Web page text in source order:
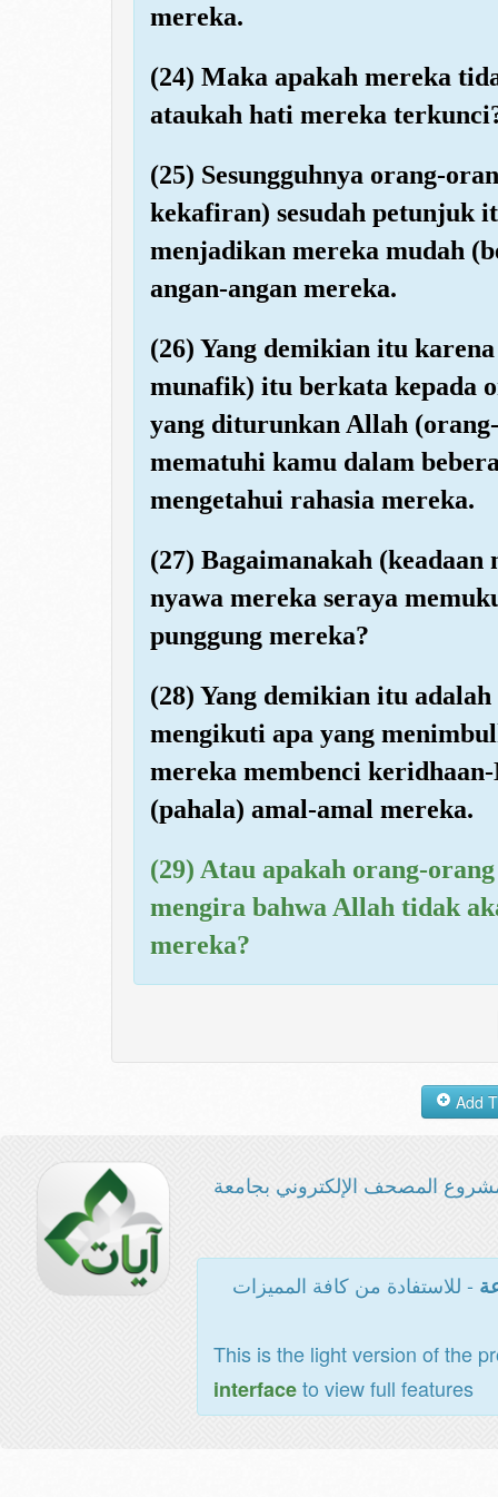
mereka.
(24) Maka apakah mereka
ataukah hati mereka
(25) Sesungguhnya orang-
kekafiran) sesudah petunjuk
menjadikan mereka mudah
angan-angan mereka.
(26) Yang demikian itu
munafik) itu berkata kepada
yang diturunkan Allah
mematuhi kamu dalam
mengetahui rahasia mereka.
(27) Bagaimanakah
nyawa mereka seraya
punggung mereka?
(28) Yang demikian itu
mengikuti apa yang
mereka membenci
(pahala) amal-amal mereka.
(29) Atau apakah orang-
mengira bahwa Allah tidak
mereka?
المصحف الإلكتروني بجامعة
- للاستفادة من كافة المميزات
This is the light version of the
interfaceto view full features